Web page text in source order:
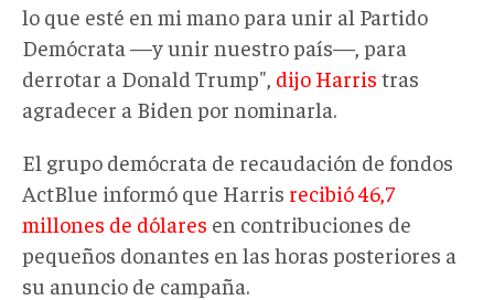
lo que esté en mi mano para unir al Partido
Demócrata —y unir nuestro país—, para
derrotar a Donald Trump", dijo Harris tras
agradecer a Biden por nominarla.
El grupo demócrata de recaudación de fondos
ActBlue informó que Harris recibió 46,7
millones de dólares en contribuciones de
pequeños donantes en las horas posteriores a
su anuncio de campaña.